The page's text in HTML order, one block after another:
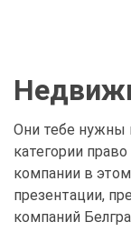
Они тебе нужны
категории
компании в
презентации,
компаний